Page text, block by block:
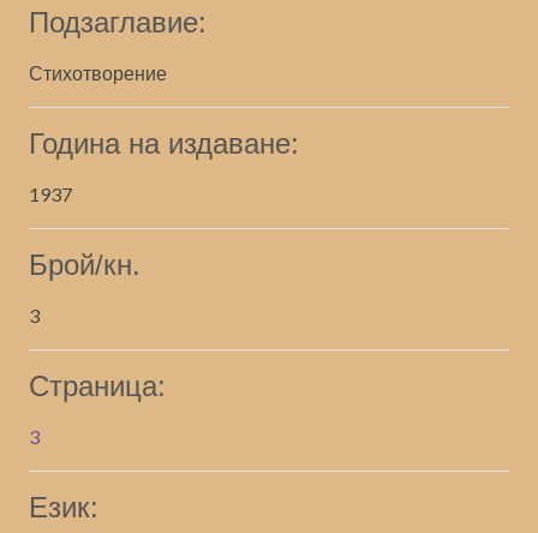
Подзаглавие:
Стихотворение
Година на издаване:
1937
Брой/кн.
3
Страница:
3
Език: